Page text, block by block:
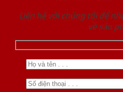
Liên hệ với chúng tôi để
về sản